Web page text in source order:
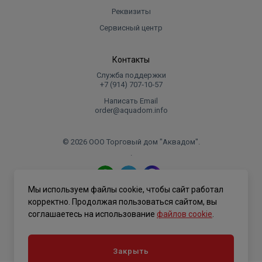
компания IML, имеют высокий класс защиты IP55. Это
направленные на них. Класс защиты IP55 в настоящее
Исходя из информации, приведенной выше, следует
сделать вывод, что любой пластиковый насос
компании IML, может работать бесперебойно в соленой
указаниям, изложенным в руководствах по
Реквизиты
Сервисный центр
Контакты
Служба поддержки
+7 (914) 707‑10‑57
Написать Email
order@aquadom.info
© 2026 ООО Торговый дом "Аквадом".
.
Политика конфиденциальности
Мы используем файлы cookie, чтобы сайт работал
корректно. Продолжая пользоваться сайтом, вы
соглашаетесь на использование файлов cookie
Закрыть